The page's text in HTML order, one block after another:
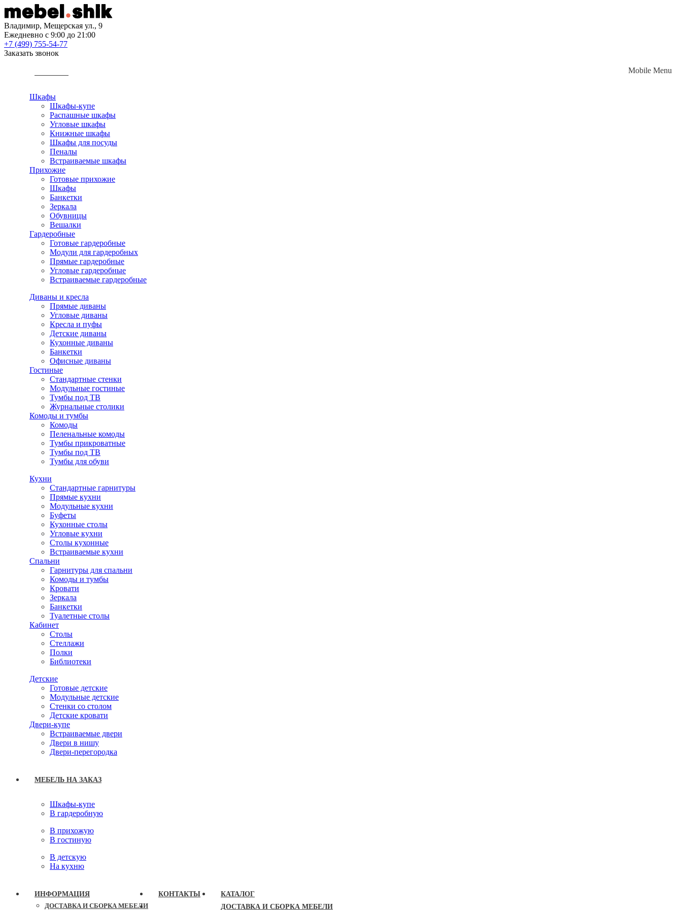
Владимир, Мещерская ул., 9
Ежедневно с 9:00 до 21:00
+7 (499) 755-54-77
Заказать звонок
Шкафы
Шкафы-купе
Распашные шкафы
Угловые шкафы
Книжные шкафы
Шкафы для посуды
Пеналы
Встраиваемые шкафы
Прихожие
Готовые прихожие
Шкафы
Банкетки
Зеркала
Обувницы
Вешалки
Гардеробные
Готовые гардеробные
Модули для гардеробных
Прямые гардеробные
Угловые гардеробные
Встраиваемые гардеробные
Диваны и кресла
Прямые диваны
Угловые диваны
Кресла и пуфы
Детские диваны
Кухонные диваны
Банкетки
Офисные диваны
Гостиные
Стандартные стенки
Модульные гостиные
Тумбы под ТВ
Журнальные столики
Комоды и тумбы
Комоды
Пеленальные комоды
Тумбы прикроватные
Тумбы под ТВ
Тумбы для обуви
Кухни
Стандартные гарнитуры
Прямые кухни
Модульные кухни
Буфеты
Кухонные столы
Угловые кухни
Столы кухонные
Встраиваемые кухни
Спальни
Гарнитуры для спальни
Комоды и тумбы
Кровати
Зеркала
Банкетки
Туалетные столы
Кабинет
Столы
Стеллажи
Полки
Библиотеки
Детские
Готовые детские
Модульные детские
Стенки со столом
Детские кровати
Двери-купе
Встраиваемые двери
Двери в нишу
Двери-перегородка
МЕБЕЛЬ НА ЗАКАЗ
Шкафы-купе
В гардеробную
В прихожую
В гостиную
В детскую
На кухню
ИНФОРМАЦИЯ
ДОСТАВКА И СБОРКА МЕБЕЛИ
КОНТАКТЫ
Mobile Menu
КАТАЛОГ
ДОСТАВКА И СБОРКА МЕБЕЛИ